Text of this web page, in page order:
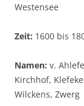
Westensee
Zeit: 1600 bis
Namen: v.
Kirchhof,
Wilckens, Zwerg